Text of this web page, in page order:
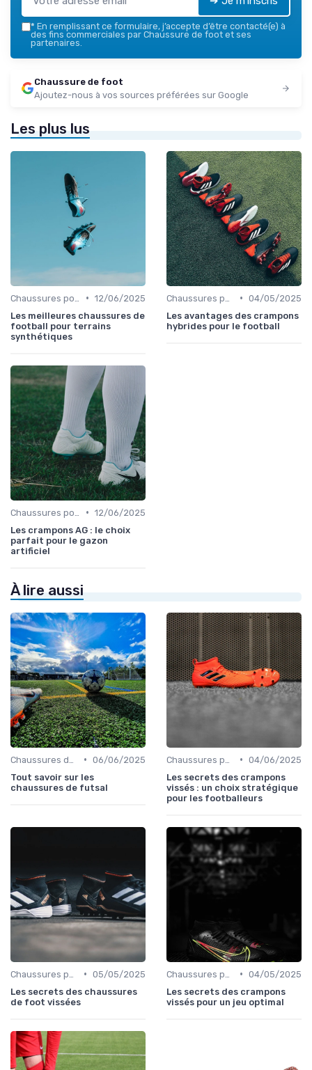
* En remplissant ce formulaire, j’accepte d’être contacté(e) à
des fins commerciales par Chaussure de foot et ses
partenaires.
Chaussure de foot
Ajoutez-nous à vos sources préférées sur Google
Les plus lus
• 12/06/2025
Les meilleures chaussures de
football pour terrains
synthétiques
• 04/05/2025
Les avantages des crampons
hybrides pour le football
• 12/06/2025
Les crampons AG : le choix
parfait pour le gazon
artificiel
À lire aussi
• 06/06/2025
Tout savoir sur les
chaussures de futsal
• 04/06/2025
Les secrets des crampons
vissés : un choix stratégique
pour les footballeurs
• 05/05/2025
Les secrets des chaussures
de foot vissées
• 04/05/2025
Les secrets des crampons
vissés pour un jeu optimal